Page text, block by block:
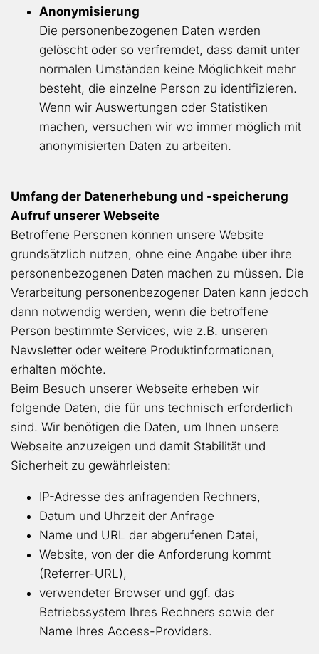
Anonymisierung
Die personenbezogenen Daten werden
gelöscht oder so verfremdet, dass damit unter
normalen Umständen keine Möglichkeit mehr
besteht, die einzelne Person zu identifizieren.
Wenn wir Auswertungen oder Statistiken
machen, versuchen wir wo immer möglich mit
anonymisierten Daten zu arbeiten.
Umfang der Datenerhebung und -speicherung
Aufruf unserer Webseite
Betroffene Personen können unsere Website
grundsätzlich nutzen, ohne eine Angabe über ihre
personenbezogenen Daten machen zu müssen. Die
Verarbeitung personenbezogener Daten kann jedoch
dann notwendig werden, wenn die betroffene
Person bestimmte Services, wie z.B. unseren
Newsletter oder weitere Produktinformationen,
erhalten möchte.
Beim Besuch unserer Webseite erheben wir
folgende Daten, die für uns technisch erforderlich
sind. Wir benötigen die Daten, um Ihnen unsere
Webseite anzuzeigen und damit Stabilität und
Sicherheit zu gewährleisten:
IP-Adresse des anfragenden Rechners,
Datum und Uhrzeit der Anfrage
Name und URL der abgerufenen Datei,
Website, von der die Anforderung kommt
(Referrer-URL),
verwendeter Browser und ggf. das
Betriebssystem Ihres Rechners sowie der
Name Ihres Access-Providers.